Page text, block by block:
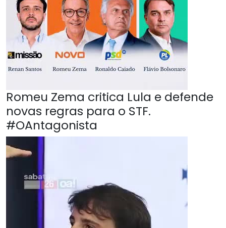
Romeu Zema critica Lula e defende
novas regras para o STF.
#OAntagonista